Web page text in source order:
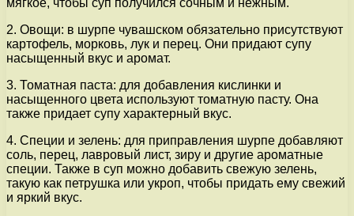
мягкое, чтобы суп получился сочным и нежным.
2. Овощи: в шурпе чувашском обязательно присутствуют
картофель, морковь, лук и перец. Они придают супу
насыщенный вкус и аромат.
3. Томатная паста: для добавления кислинки и
насыщенного цвета используют томатную пасту. Она
также придает супу характерный вкус.
4. Специи и зелень: для приправления шурпе добавляют
соль, перец, лавровый лист, зиру и другие ароматные
специи. Также в суп можно добавить свежую зелень,
такую как петрушка или укроп, чтобы придать ему свежий
и яркий вкус.